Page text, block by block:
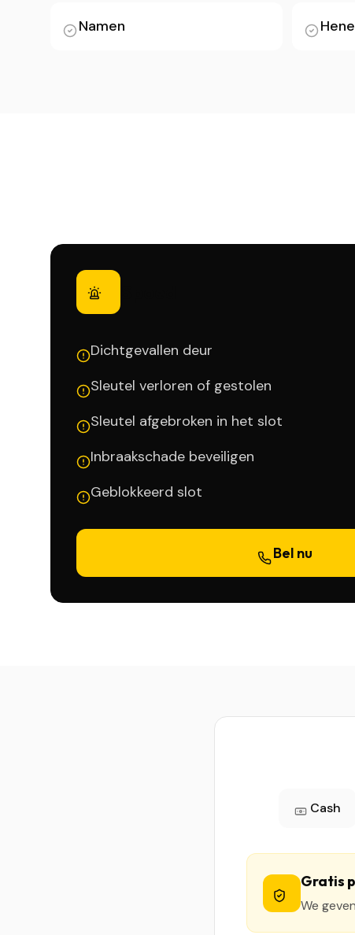
Namen
Dichtgevallen deur
Sleutel verloren of gestolen
Sleutel afgebroken in het slot
Inbraakschade beveiligen
Geblokkeerd slot
Bel nu
Cash
Gratis
We